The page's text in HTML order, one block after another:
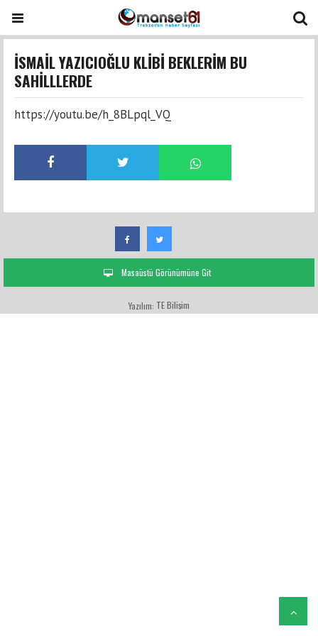
İSMAİL YAZICIOĞLU KLİBİ BEKLERİM BU
SAHİLLLERDE
https://youtu.be/h_8BLpql_VQ
Masaüstü Görünümüne Git
Yazılım: TE Bilişim